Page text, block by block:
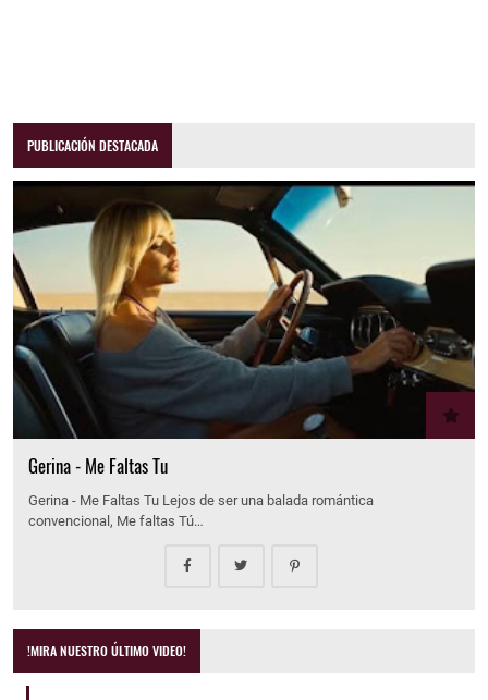
PUBLICACIÓN DESTACADA
Gerina - Me Faltas Tu
Gerina - Me Faltas Tu Lejos de ser una balada romántica
convencional, Me faltas Tú…
!MIRA NUESTRO ÚLTIMO VIDEO!